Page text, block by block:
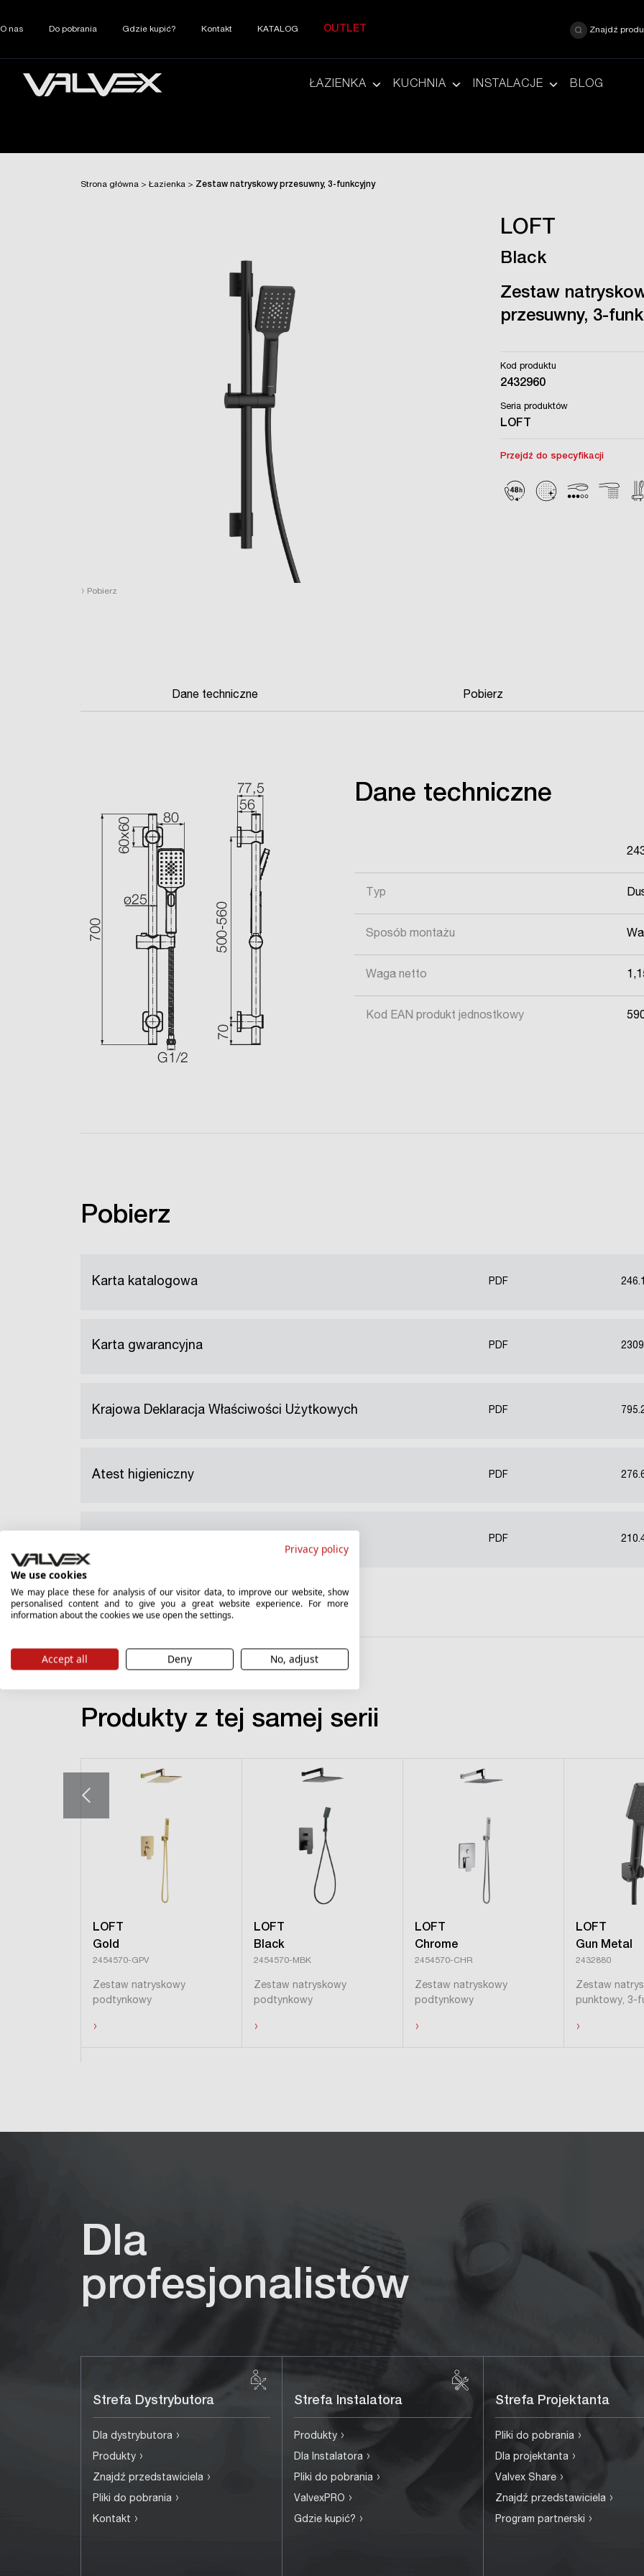
O nas Do pobrania Gdzie kupić? Kontakt KATALOG OUTLET Znajdź
ŁAZIENKA KUCHNIA INSTALACJE BLOG
Strona główna > Łazienka > Zestaw natryskowy przesuwny, 3-funkcyjny
› Pobierz
LOFT
Black
Zestaw
przesuwny, 3-
Kod produktu
2432960
Seria produktów
LOFT
Przejdź do specyfikacji
Dane techniczne Pobierz
Dane techniczne
Typ
Sposób montażu
Waga netto
Kod EAN produkt jednostkowy
Pobierz
Karta katalogowa PDF
Karta gwarancyjna PDF
Krajowa Deklaracja Właściwości Użytkowych PDF
Atest higieniczny PDF
PDF
Produkty z tej samej serii
LOFT
Gold
2454570-GPV
Zestaw natryskowy
podtynkowy
›
LOFT
Black
2454570-MBK
Zestaw natryskowy
podtynkowy
›
LOFT
Chrome
2454570-CHR
Zestaw natryskowy
podtynkowy
›
LOFT
Gun Metal
2432880
Zestaw
punktowy, 3-
›
Dla
profesjonalistów
Strefa Dystrybutora
Dla dystrybutora ›
Produkty ›
Znajdź przedstawiciela ›
Pliki do pobrania ›
Kontakt ›
Strefa Instalatora
Produkty ›
Dla Instalatora ›
Pliki do pobrania ›
ValvexPRO ›
Gdzie kupić? ›
Strefa Projektanta
Pliki do pobrania ›
Dla projektanta ›
Valvex Share ›
Znajdź przedstawiciela ›
Program partnerski ›
Privacy policy
We use cookies
We may place these for analysis of our visitor data, to improve our website, show
personalised content and to give you a great website experience. For more
information about the cookies we use open the settings.
Accept all Deny No, adjust